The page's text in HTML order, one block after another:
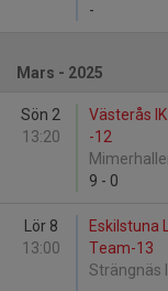
-
Mars - 2025
Sön 2
13:20
Västerås
-12
9 - 0
Lör 8
13:00
Eskilstuna
Team-13
Strängnäs